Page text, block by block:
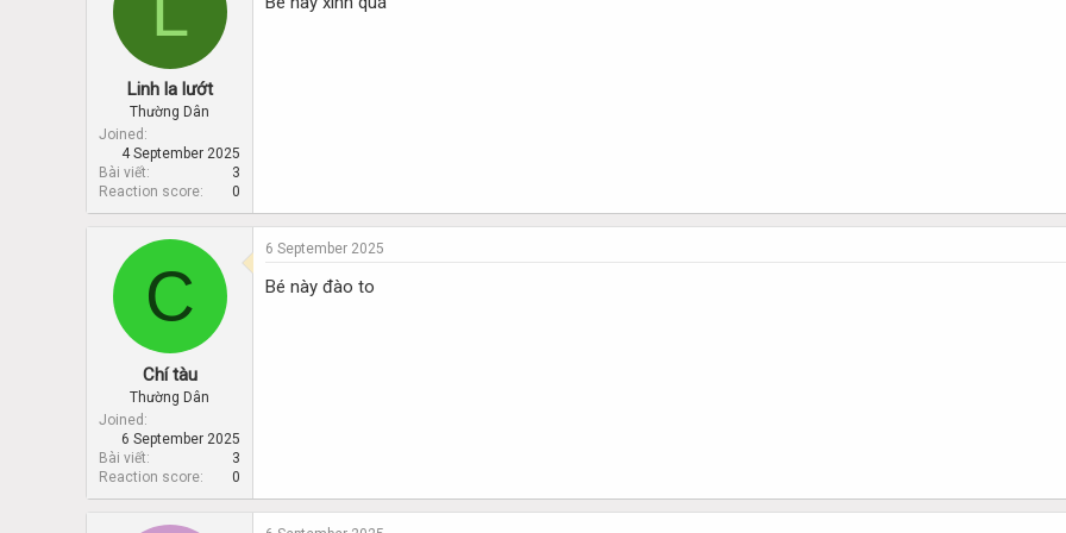
Linh la lướt
Thường Dân
Joined
4 September 2025
Bài viết
3
Reaction score
0
C
Chí tàu
Thường Dân
Joined
6 September 2025
Bài viết
3
Reaction score
0
6 September 2025
Bé này đào to